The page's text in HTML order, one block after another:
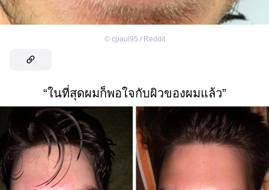
© cpaul95 / Reddit
“ในที่สุดผมก็พอใจกับผิวของผมแล้ว”